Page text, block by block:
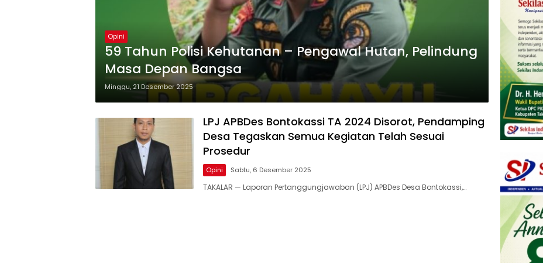
Opini
59 Tahun Polisi Kehutanan – Pengawal Hutan, Pelindung
Minggu, 21 Desember 2025
LPJ APBDes Bontokassi TA 2024 Disorot, Pendamping
Desa Tegaskan Semua Kegiatan Telah Sesuai
Prosedur
Opini Sabtu, 6 Desember 2025
TAKALAR — Laporan Pertanggungjawaban (LPJ) APBDes Desa Bontokassi,…